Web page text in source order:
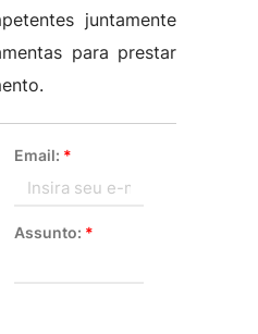
juntamente
para prestar
Email: *
Assunto: *